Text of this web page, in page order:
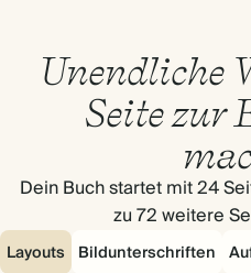
Unendliche
Seite zur
Dein Buch startet mit 24
zu 72 weitere
Layouts Bildunterschriften